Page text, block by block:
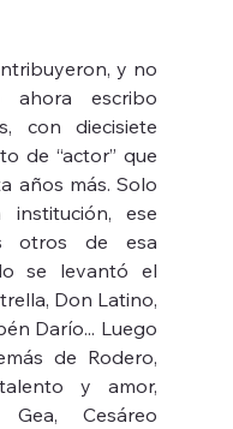
ahora escribo
con diecisiete
de “actor” que
años más. Solo
ese
otros de esa
se levantó el
Don Latino,
Darío... Luego
de Rodero,
y amor,
Cesáreo